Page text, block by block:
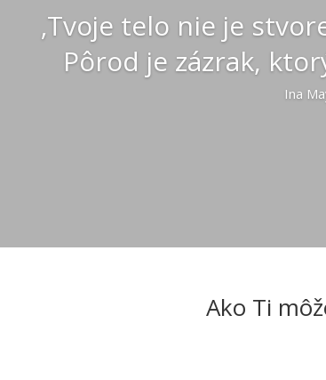
‚Tvoje telo nie je
Pôrod je zázrak,
Ina
Ako Ti